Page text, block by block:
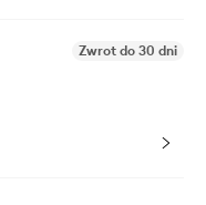
Zwrot do 30 dni